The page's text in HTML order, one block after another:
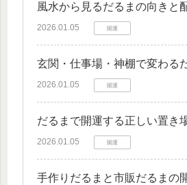
風水から見るだるまの向きと
2026.01.05 開運
玄関・仕事場・神棚で変わる
2026.01.05 開運
だるまで開運する正しい置き
2026.01.05 開運
手作りだるまと市販だるまの